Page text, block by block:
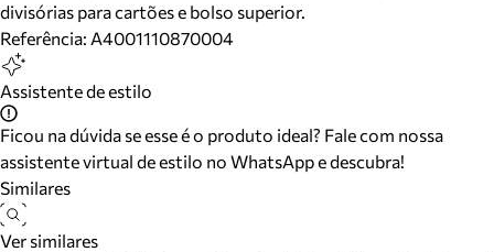
divisórias para cartões e bolso superior.
Referência: A4001110870004
Assistente de estilo
Ficou na dúvida se esse é o produto ideal? Fale com nossa
assistente virtual de estilo no WhatsApp e descubra!
Similares
Ver similares